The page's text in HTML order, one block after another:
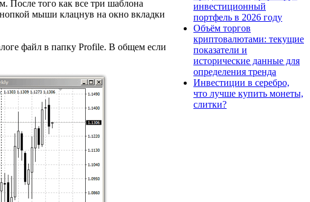
После того как все три шаблона
мыши клацнув на окно вкладки
файл в папку Profile. В общем если
инвестиционный
портфель в 2026 году
Объём торгов
криптовалютами: текущие
показатели и
исторические данные для
определения тренда
Инвестиции в серебро,
что лучше купить монеты,
слитки?